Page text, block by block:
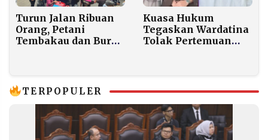
Turun Jalan Ribuan
Orang, Petani
Tembakau dan Buruh
Kuasa Hukum
Tegaskan Wardatina
Tolak Pertemuan
TERPOPULER